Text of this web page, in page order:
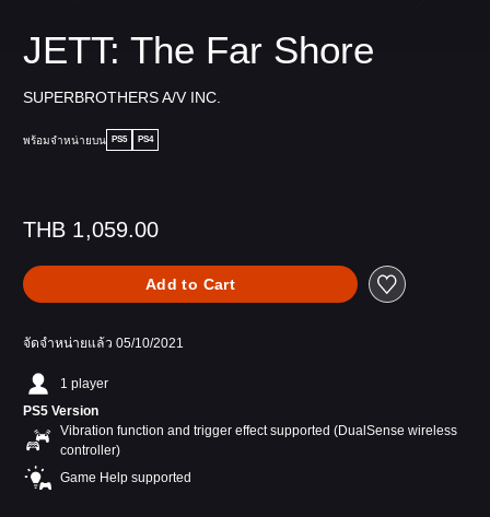
JETT: The Far Shore
SUPERBROTHERS A/V INC.
พร้อมจำหน่ายบน PS5 PS4
THB 1,059.00
Add to Cart
จัดจำหน่ายแล้ว 05/10/2021
1 player
PS5 Version
Vibration function and trigger effect supported (DualSense wireless
controller)
Game Help supported